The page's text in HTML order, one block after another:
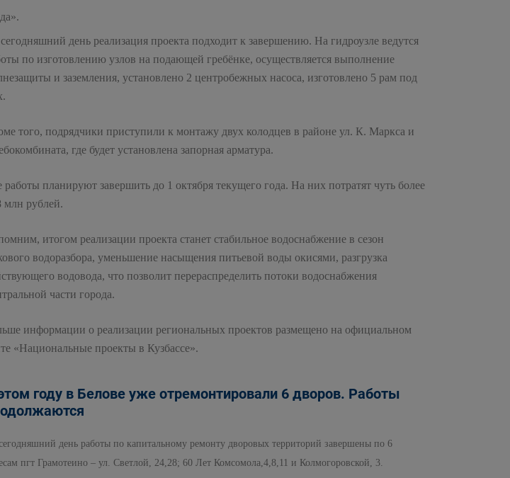
день реализация проекта подходит к завершению. На гидроузле ведутся
по изготовлению узлов на подающей гребёнке, осуществляется выполнение
и заземления, установлено 2 центробежных насоса, изготовлено 5 рам под
того, подрядчики приступили к монтажу двух колодцев в районе ул. К. Маркса и
где будет установлена запорная арматура.
работы планируют завершить до 1 октября текущего года. На них потратят чуть более
млн рублей.
итогом реализации проекта станет стабильное водоснабжение в сезон
водоразбора, уменьшение насыщения питьевой воды окисями, разгрузка
водовода, что позволит перераспределить потоки водоснабжения
части города.
информации о реализации региональных проектов размещено на официальном
«Национальные проекты в Кузбассе».
году в Белове уже отремонтировали 6 дворов. Работы
день работы по капитальному ремонту дворовых территорий завершены по 6
пгт Грамотеино – ул. Светлой, 24,28; 60 Лет Комсомола,4,8,11 и Колмогоровской, 3.